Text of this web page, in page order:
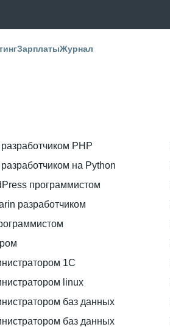
ЗарплатыЖурнал
PHP
на Python
программистом
разработчиком
1С
linux
баз данных
баз данных